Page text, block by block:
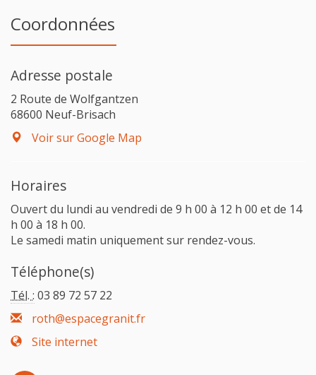
Coordonnées
Adresse postale
2 Route de Wolfgantzen
68600 Neuf-Brisach
Voir sur Google Map
Horaires
Ouvert du lundi au vendredi de 9 h 00 à 12 h 00 et de 14
h 00 à 18 h 00.
Le samedi matin uniquement sur rendez-vous.
Téléphone(s)
Tél. : 03 89 72 57 22
roth@espacegranit.fr
Site internet